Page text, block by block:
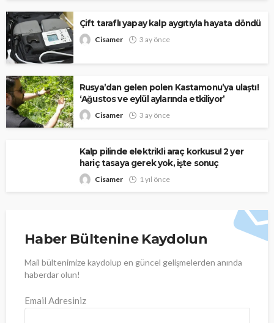
Çift taraflı yapay kalp aygıtıyla hayata döndü
Cisamer 3 ay önce
Rusya’dan gelen polen Kastamonu’ya ulaştı!
‘Ağustos ve eylül aylarında etkiliyor’
Cisamer 3 ay önce
Kalp pilinde elektrikli araç korkusu! 2 yer
hariç tasaya gerek yok, işte sonuç
Cisamer 1 yıl önce
Haber Bültenine Kaydolun
Mail bültenimize kaydolup en güncel gelişmelerden anında
haberdar olun!
Email Adresiniz